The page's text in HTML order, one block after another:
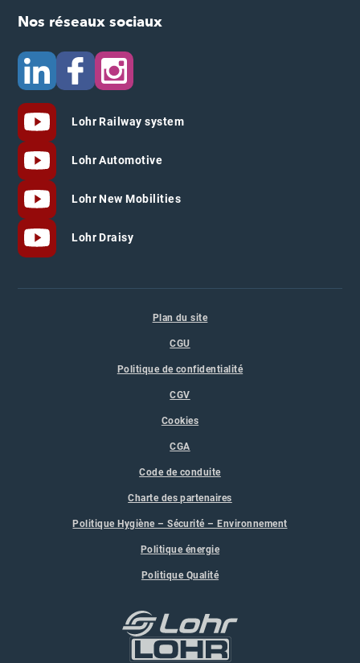
Nos réseaux sociaux
Lohr Railway system
Lohr Automotive
Lohr New Mobilities
Lohr Draisy
Plan du site
CGU
Politique de confidentialité
CGV
Cookies
CGA
Code de conduite
Charte des partenaires
Politique Hygiène – Sécurité – Environnement
Politique énergie
Politique Qualité